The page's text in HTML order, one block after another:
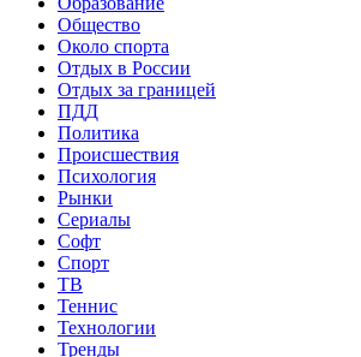
Общество
Около спорта
Отдых в России
Отдых за границей
ПДД
Политика
Происшествия
Психология
Рынки
Сериалы
Софт
Спорт
ТВ
Теннис
Технологии
Тренды